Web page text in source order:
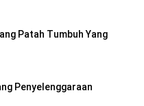
Patah Tumbuh Yang
Penyelenggaraan